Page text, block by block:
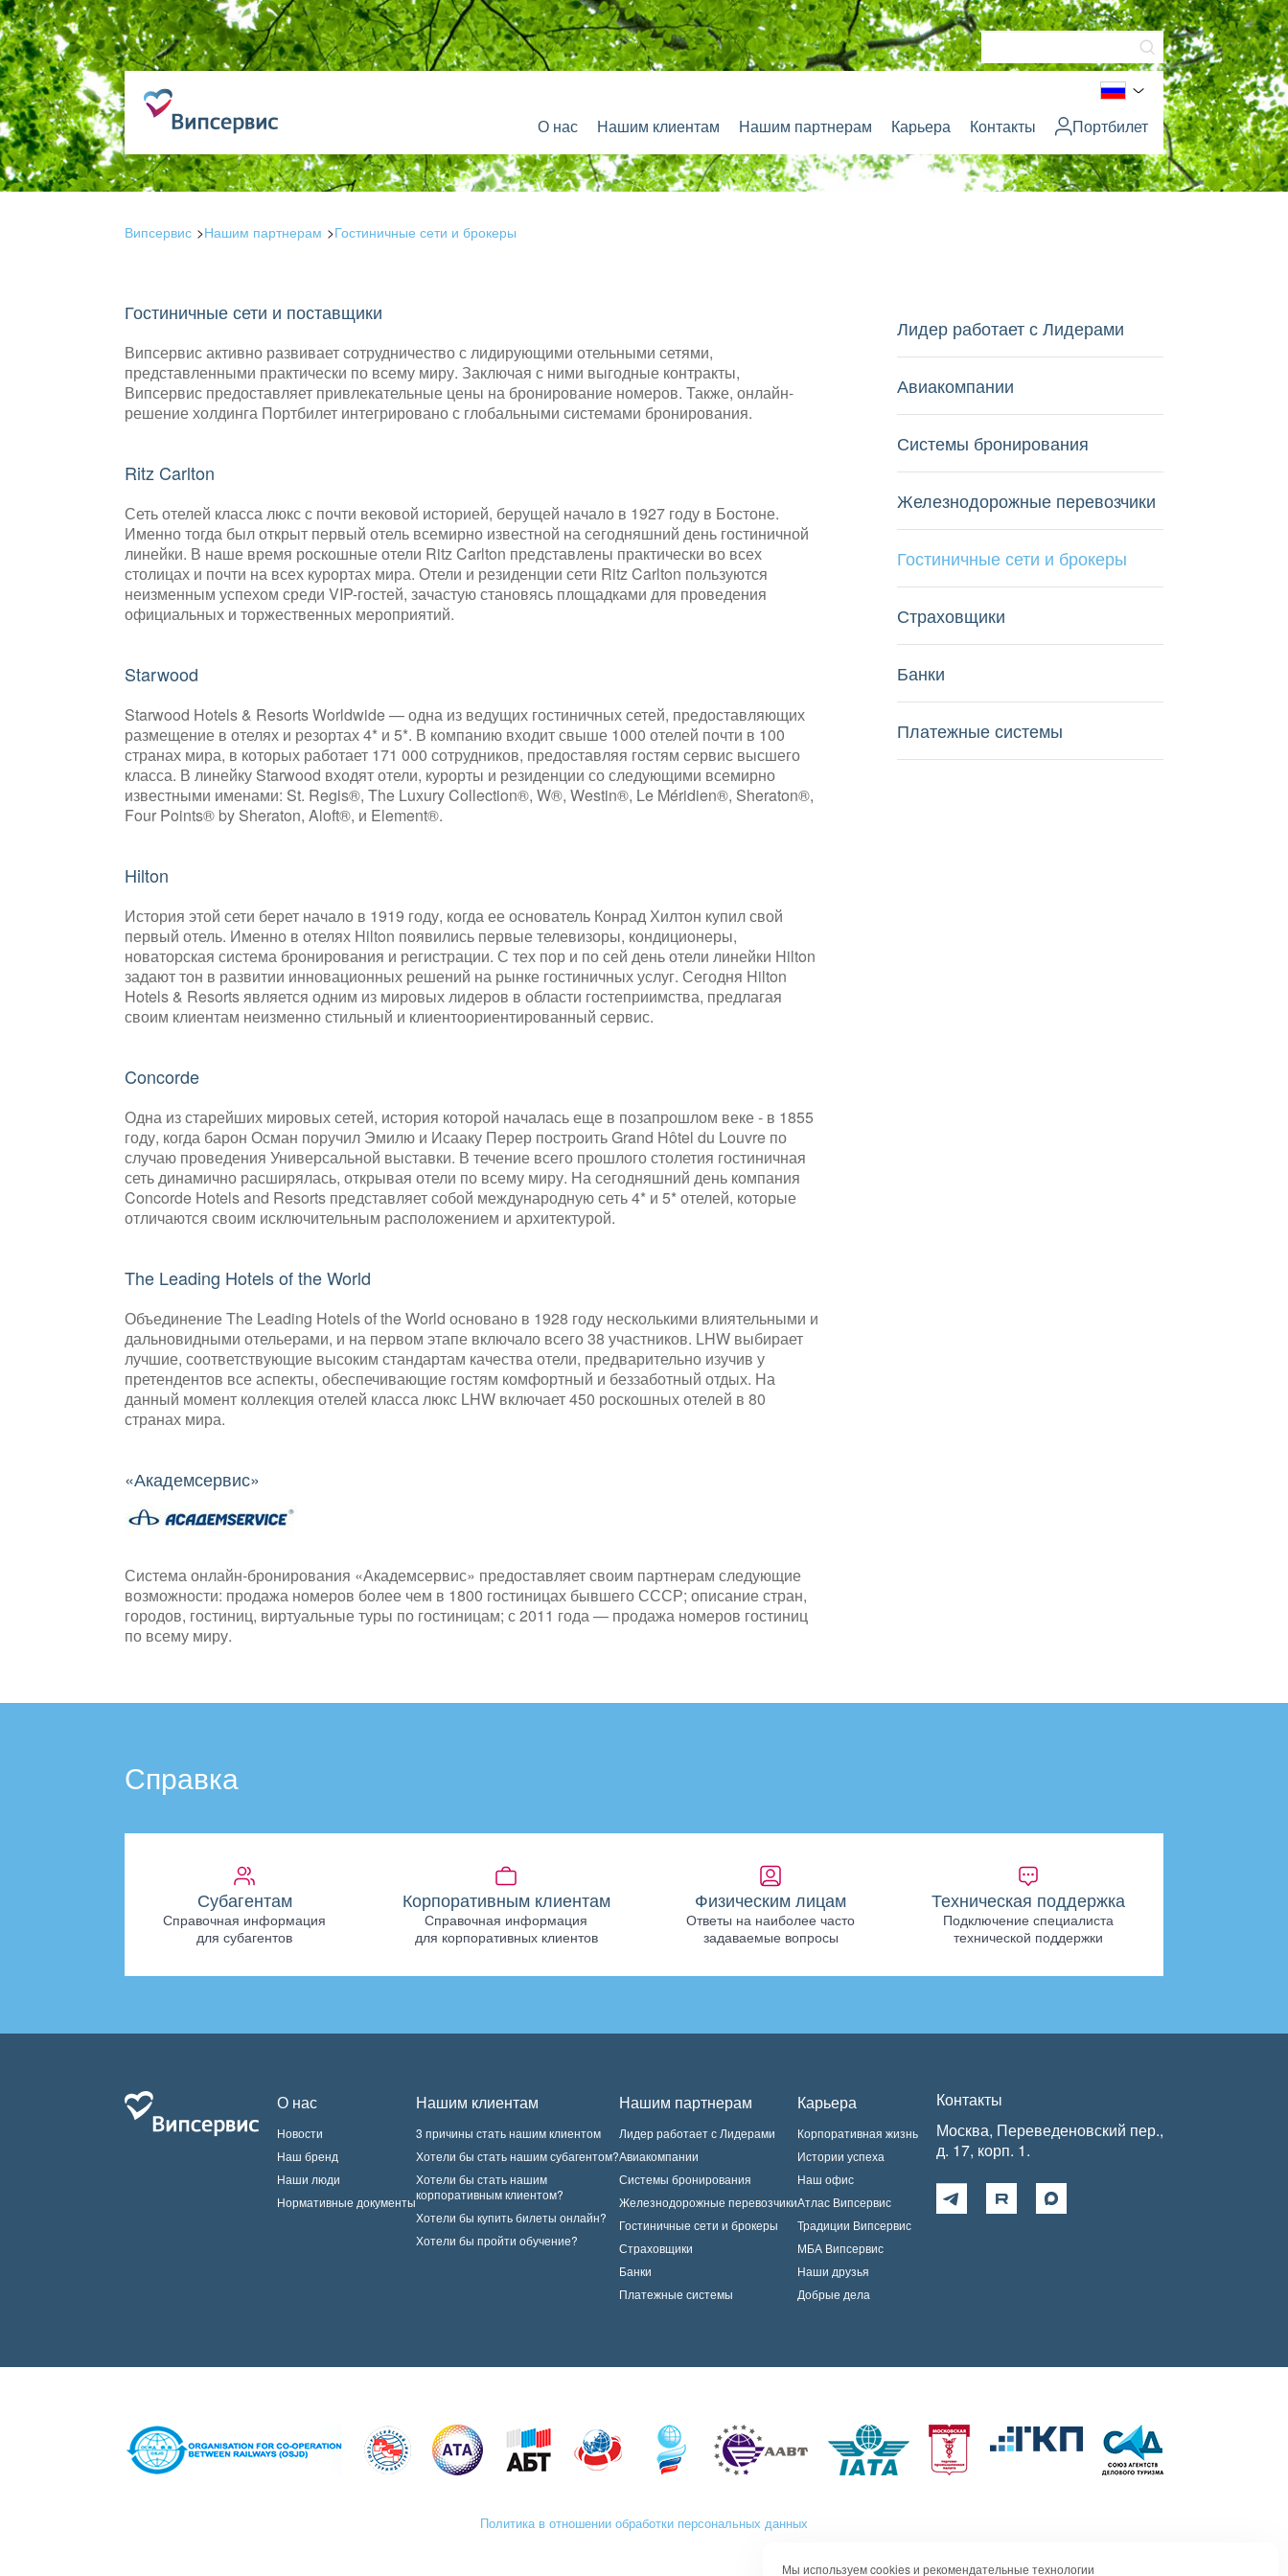
О нас Нашим клиентам Нашим партнерам Карьера Контакты Портбилет
Випсервис Нашим партнерам Гостиничные сети и брокеры
Гостиничные сети и поставщики
Випсервис активно развивает сотрудничество с лидирующими отельными сетями,
представленными практически по всему миру. Заключая с ними выгодные контракты,
Випсервис предоставляет привлекательные цены на бронирование номеров. Также, онлайн-
решение холдинга Портбилет интегрировано с глобальными системами бронирования.
Ritz Carlton
Сеть отелей класса люкс с почти вековой историей, берущей начало в 1927 году в Бостоне.
Именно тогда был открыт первый отель всемирно известной на сегодняшний день гостиничной
линейки. В наше время роскошные отели Ritz Carlton представлены практически во всех
столицах и почти на всех курортах мира. Отели и резиденции сети Ritz Carlton пользуются
неизменным успехом среди VIP-гостей, зачастую становясь площадками для проведения
официальных и торжественных мероприятий.
Starwood
Starwood Hotels & Resorts Worldwide — одна из ведущих гостиничных сетей, предоставляющих
размещение в отелях и резортах 4* и 5*. В компанию входит свыше 1000 отелей почти в 100
странах мира, в которых работает 171 000 сотрудников, предоставляя гостям сервис высшего
класса. В линейку Starwood входят отели, курорты и резиденции со следующими всемирно
известными именами: St. Regis®, The Luxury Collection®, W®, Westin®, Le Méridien®, Sheraton®,
Four Points® by Sheraton, Aloft®, и Element®.
Hilton
История этой сети берет начало в 1919 году, когда ее основатель Конрад Хилтон купил свой ​​
первый отель. Именно в отелях Hilton появились первые телевизоры, кондиционеры,
новаторская система бронирования и регистрации. С тех пор и по сей день отели линейки Hilton
задают тон в развитии инновационных решений на рынке гостиничных услуг. Сегодня Hilton
Hotels & Resorts является одним из мировых лидеров в области гостеприимства, предлагая
своим клиентам неизменно стильный и клиентоориентированный сервис.
Concorde
Одна из старейших мировых сетей, история которой началась еще в позапрошлом веке - в 1855
году, когда барон Осман поручил Эмилю и Исааку Перер построить Grand Hôtel du Louvre по
случаю проведения Универсальной выставки. В течение всего прошлого столетия гостиничная
сеть динамично расширялась, открывая отели по всему миру. На сегодняшний день компания
Concorde Hotels and Resorts представляет собой международную сеть 4* и 5* отелей, которые
отличаются своим исключительным расположением и архитектурой.
The Leading Hotels of the World
Объединение The Leading Hotels of the World основано в 1928 году несколькими влиятельными и
дальновидными отельерами, и на первом этапе включало всего 38 участников. LHW выбирает
лучшие, соответствующие высоким стандартам качества отели, предварительно изучив у
претендентов все аспекты, обеспечивающие гостям комфортный и беззаботный отдых. На
данный момент коллекция отелей класса люкс LHW включает 450 роскошных отелей в 80
странах мира.
«Академсервис»
Система онлайн-бронирования «Академсервис» предоставляет своим партнерам следующие
возможности: продажа номеров более чем в 1800 гостиницах бывшего СССР; описание стран,
городов, гостиниц, виртуальные туры по гостиницам; с 2011 года — продажа номеров гостиниц
по всему миру.
Лидер работает с Лидерами
Авиакомпании
Системы бронирования
Железнодорожные перевозчики
Гостиничные сети и брокеры
Страховщики
Банки
Платежные системы
Справка
Субагентам
Справочная информация
для субагентов
Корпоративным клиентам
Справочная информация
для корпоративных клиентов
Физическим лицам
Ответы на наиболее часто
задаваемые вопросы
Техническая поддержка
Подключение специалиста
технической поддержки
О нас
Новости
Наш бренд
Наши люди
Нормативные документы
Нашим клиентам
3 причины стать нашим клиентом
Хотели бы стать нашим субагентом?
Хотели бы стать нашим
корпоративным клиентом?
Хотели бы купить билеты онлайн?
Хотели бы пройти обучение?
Нашим партнерам
Лидер работает с Лидерами
Авиакомпании
Системы бронирования
Железнодорожные перевозчики
Гостиничные сети и брокеры
Страховщики
Банки
Платежные системы
Карьера
Корпоративная жизнь
Истории успеха
Наш офис
Атлас Випсервис
Традиции Випсервис
МБА Випсервис
Наши друзья
Добрые дела
Контакты
Москва, Переведеновский пер.,
д. 17, корп. 1.
Политика в отношении обработки персональных данных
Мы используем cookies и рекомендательные технологии